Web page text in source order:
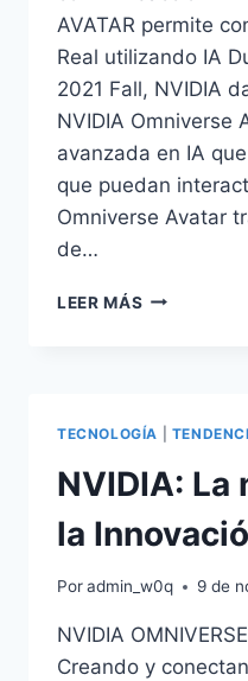
AVATAR permite
Real utilizando IA
2021 Fall, NVIDIA
NVIDIA Omniverse
avanzada en IA
que puedan
Omniverse Avatar
de…
LEER MÁS GTC
NVIDIA
OMNIVERSE
AVATAR
TECNOLOGÍA
NVIDIA: La
la
Poradmin_w0q 9 de
NVIDIA
Creando y